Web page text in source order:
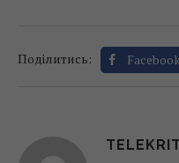
Поділитись: